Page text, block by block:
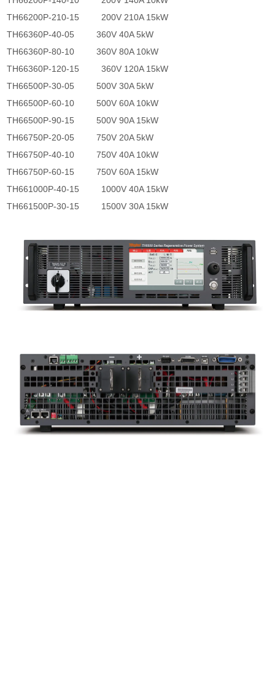
TH66200P-210-15 200V 210A 15kW
TH66360P-40-05 360V 40A 5kW
TH66360P-80-10 360V 80A 10kW
TH66360P-120-15 360V 120A 15kW
TH66500P-30-05 500V 30A 5kW
TH66500P-60-10 500V 60A 10kW
TH66500P-90-15 500V 90A 15kW
TH66750P-20-05 750V 20A 5kW
TH66750P-40-10 750V 40A 10kW
TH66750P-60-15 750V 60A 15kW
TH661000P-40-15 1000V 40A 15kW
TH661500P-30-15 1500V 30A 15kW